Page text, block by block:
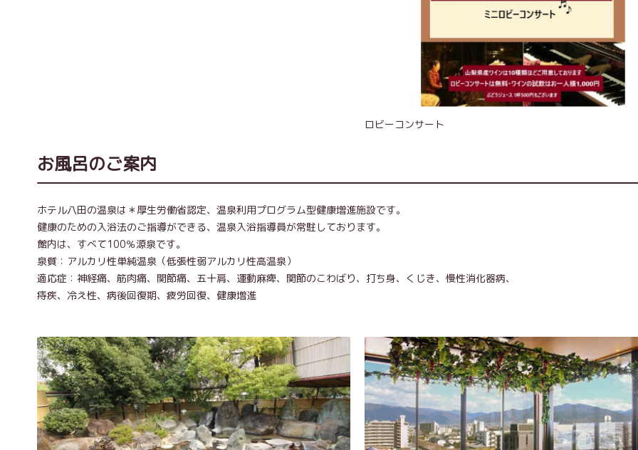
ロビーコンサート
お風呂のご案内
ホテル八田の温泉は＊厚生労働省認定、温泉利用プログラム型健康増進施設です。
健康のための入浴法のご指導ができる、温泉入浴指導員が常駐しております。
館内は、すべて100％源泉です。
泉質：アルカリ性単純温泉（低張性弱アルカリ性高温泉）
適応症：神経痛、筋肉痛、関節痛、五十肩、運動麻痺、関節のこわばり、打ち身、くじき、慢性消化器病、
痔疾、冷え性、病後回復期、疲労回復、健康増進